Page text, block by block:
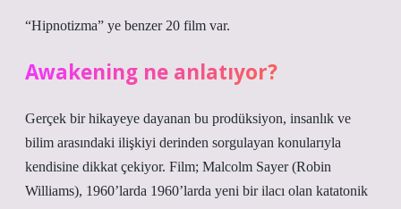
“Hipnotizma” ye benzer 20 film var.
Awakening ne anlatıyor?
Gerçek bir hikayeye dayanan bu prodüksiyon, insanlık ve
bilim arasındaki ilişkiyi derinden sorgulayan konularıyla
kendisine dikkat çekiyor. Film; Malcolm Sayer (Robin
Williams), 1960’larda 1960’larda yeni bir ilacı olan katatonik